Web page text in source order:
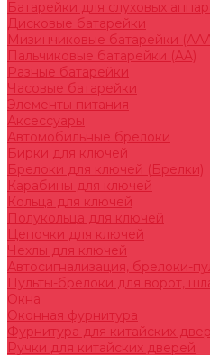
Батарейки для слуховых
Дисковые батарейки
Мизинчиковые батарейки
Пальчиковые батарейки (AA)
Разные батарейки
Часовые батарейки
Элементы питания
Аксессуары
Автомобильные брелоки
Бирки для ключей
Брелоки для ключей (Брелки)
Карабины для ключей
Кольца для ключей
Полукольца для ключей
Цепочки для ключей
Чехлы для ключей
Автосигнализация, брелоки-
Пульты-брелоки для ворот,
Окна
Оконная фурнитура
Фурнитура для китайских
Ручки для китайских дверей